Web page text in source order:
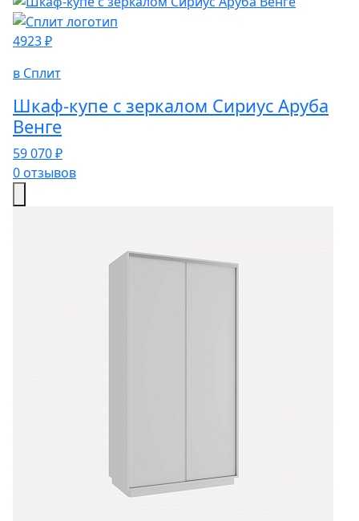
4923 ₽
в Сплит
Шкаф-купе с зеркалом Сириус Аруба
Венге
59 070 ₽
0 отзывов